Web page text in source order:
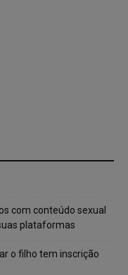
com conteúdo sexual
plataformas
o filho tem inscrição